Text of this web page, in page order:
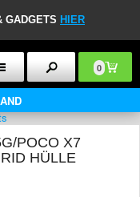
GADGETS HIER
0
POCO X7
HÜLLE